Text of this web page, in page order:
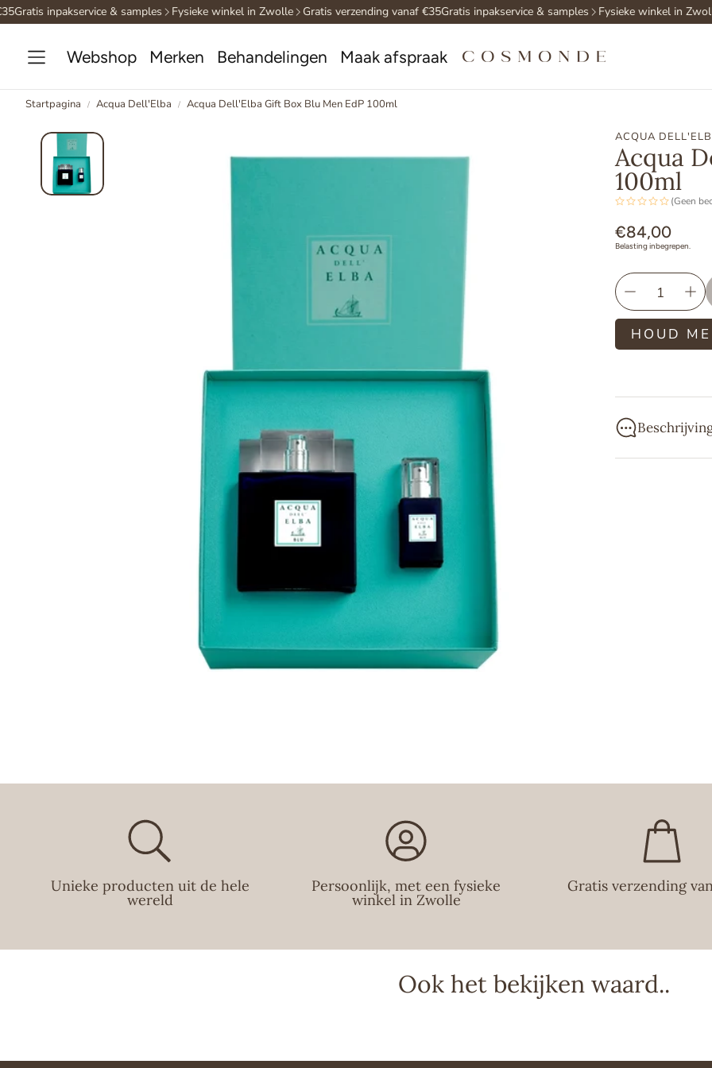
Gratis inpakservice & samples Fysieke winkel in Zwolle Gratis verzending vanaf €35Gratis inpakservice & samples Fysieke winkel in Zwolle
Webshop Merken Behandelingen Maak afspraak
Startpagina Acqua Dell'Elba Acqua Dell'Elba Gift Box Blu Men EdP 100ml
ACQUA
Acqua
100ml
(Geen
Normale
prijs
€84,00
Belasting inbegrepen.
HOUD
Deze
Unieke producten uit de hele
wereld
Persoonlijk, met een fysieke
winkel in Zwolle
Gratis verzending
Ook het bekijken waard..